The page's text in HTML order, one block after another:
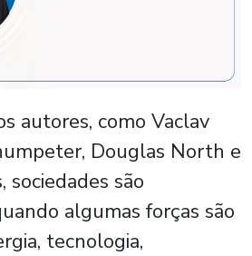
autores, como Vaclav
Douglas North e
sociedades são
algumas forças são
tecnologia,